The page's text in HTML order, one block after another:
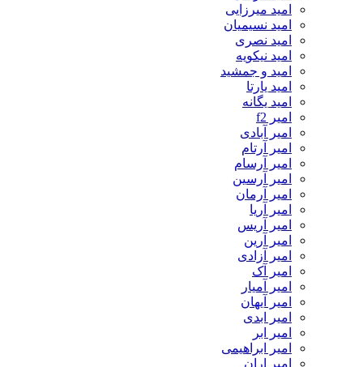
امید میرزایی
امید نسیمیان
امید نصری
امید نیکویه
امید و جمشید
امید یارتا
امید یگانه
امیر f2
امیر آبادی
امیر آرتام
امیر آرسام
امیر آرسین
امیر آرمان
امیر آریا
امیر آریس
امیر آرین
امیر آزادی
امیر آک
امیر آمیار
امیر آیهان
امیر ابدی
امیر ابر
امیر ابراهیمی
امیر اران